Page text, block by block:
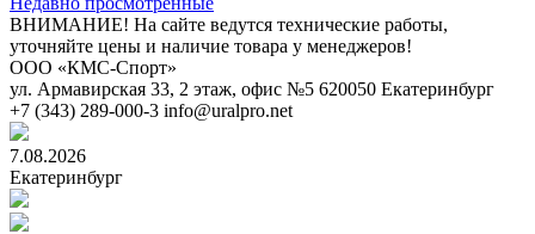
ВНИМАНИЕ! На сайте ведутся технические работы,
уточняйте цены и наличие товара у менеджеров!
ООО «КМС-Спорт»
ул. Армавирская 33, 2 этаж, офис №5 620050 Екатеринбург
+7 (343) 289-000-3 info@uralpro.net
7.08.2026
Екатеринбург